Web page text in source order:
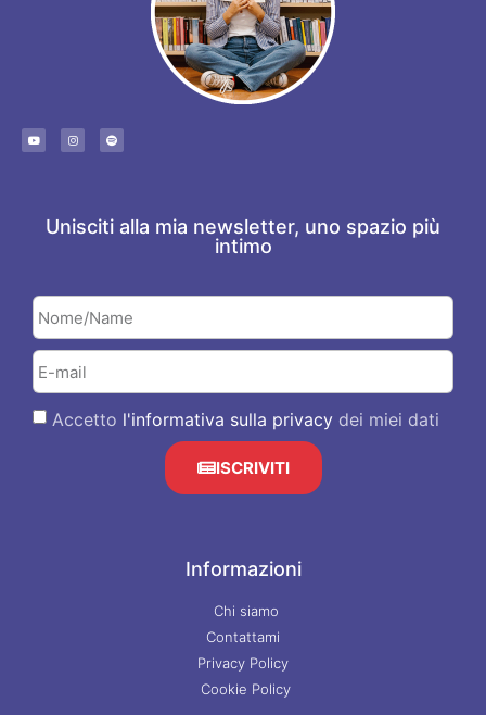
Unisciti alla mia newsletter, uno spazio più
intimo
Accetto l'informativa sulla privacy dei miei dati
ISCRIVITI
Informazioni
Chi siamo
Contattami
Privacy Policy
Cookie Policy